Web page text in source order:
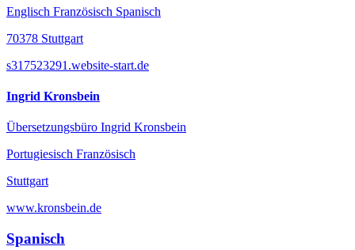
Englisch Französisch Spanisch
70378 Stuttgart
s317523291.website-start.de
Ingrid Kronsbein
Übersetzungsbüro Ingrid Kronsbein
Portugiesisch Französisch
Stuttgart
www.kronsbein.de
Spanisch